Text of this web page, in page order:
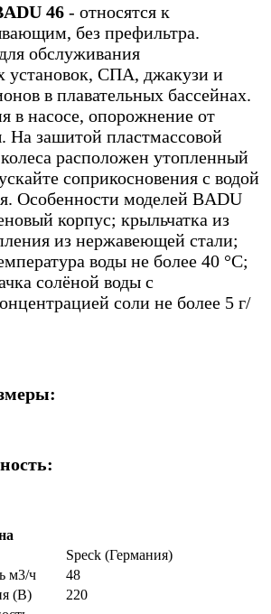
46 - относятся к
без префильтра.
обслуживания
установок, СПА, джакузи и
в плавательных бассейнах.
в насосе, опорожнение от
На зашитой пластмассовой
колеса расположен утопленный
соприкосновения с водой
Особенности моделей BADU
корпус; крыльчатка из
из нержавеющей стали;
воды не более 40 °С;
солёной воды с
соли не более 5 г/
Speck (Германия)
м3/ч
48
(В)
220